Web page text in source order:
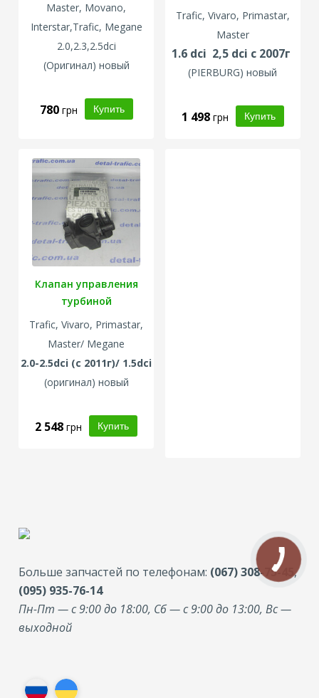
Master, Movano,
Interstar,Trafic, Megane
2.0,2.3,2.5dci
(Оригинал) новый
780 грн
Trafic, Vivaro, Primastar,
Master
1.6 dci 2,5 dci с 2007г
(PIERBURG) новый
1 498 грн
Клапан управления
турбиной
Trafic, Vivaro, Primastar,
Master/ Megane
2.0-2.5dci (с 2011г)/ 1.5dci
(оригинал) новый
2 548грн
Больше запчастей по телефонам: (067) 308-75-45,
(095) 935-76-14
Пн-Пт — с 9:00 до 18:00, Сб — с 9:00 до 13:00, Вс —
выходной